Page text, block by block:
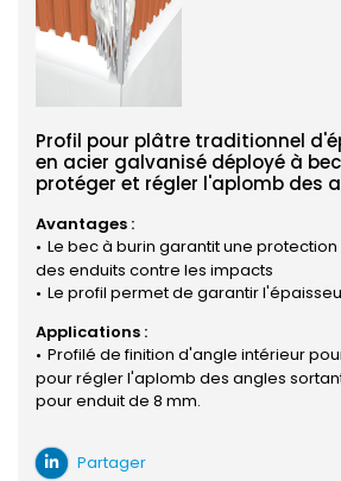
Profil pour plâtre traditionnel
en acier galvanisé déployé à
protéger et régler l'aplomb des
Avantages :
Le bec à burin garantit une
des enduits contre les impacts
Le profil permet de garantir
Applications :
Profilé de finition d'angle intérieur
pour régler l'aplomb des angles
pour enduit de 8 mm.
Partager